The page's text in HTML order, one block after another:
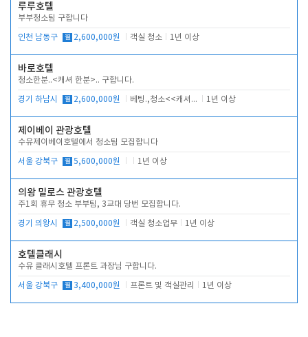
루루호텔
부부청소팀 구합니다
인천 남동구 월 2,600,000원 객실 청소 1년 이상
바로호텔
청소한분..<캐셔 한분>.. 구합니다.
경기 하남시 월 2,600,000원 베팅.,청소<<캐셔 모셔봅니다. 1년 이상
제이베이 관광호텔
수유제이베이호텔에서 청소팀 모집합니다
서울 강북구 월 5,600,000원 1년 이상
의왕 밀로스 관광호텔
주1회 휴무 청소 부부팀, 3교대 당번 모집합니다.
경기 의왕시 월 2,500,000원 객실 청소업무 1년 이상
호텔클래시
수유 클래시호텔 프론트 과장님 구합니다.
서울 강북구 월 3,400,000원 프론트 및 객실관리 1년 이상